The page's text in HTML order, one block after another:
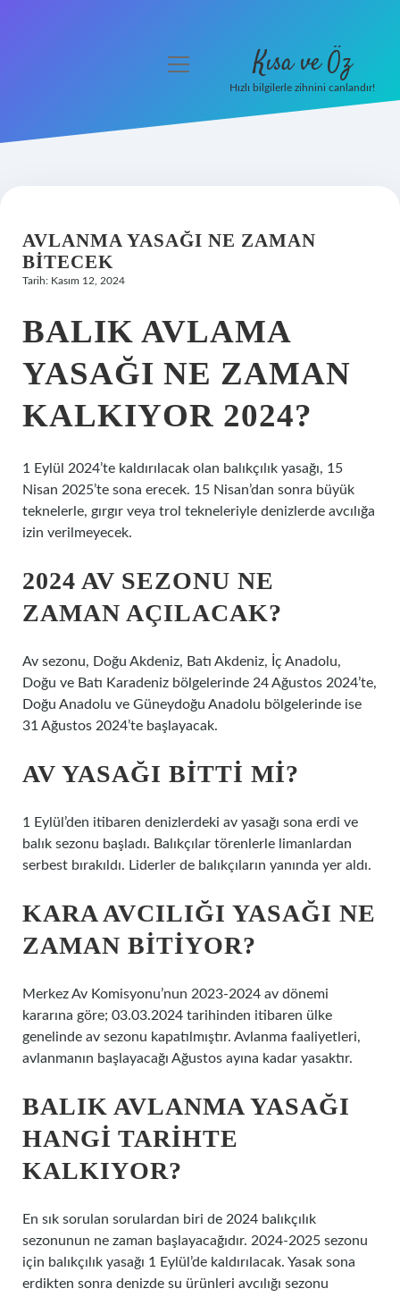
Hakkımızda
menüyü
Kısa ve Öz
Hızlı bilgilerle zihnini canlandır!
AVLANMA YASAĞI NE ZAMAN
BITECEK
Tarih: Kasım 12, 2024
BALIK AVLAMA
YASAĞI NE ZAMAN
KALKIYOR 2024?
1 Eylül 2024’te kaldırılacak olan balıkçılık yasağı, 15
Nisan 2025’te sona erecek. 15 Nisan’dan sonra büyük
teknelerle, gırgır veya trol tekneleriyle denizlerde avcılığa
izin verilmeyecek.
2024 AV SEZONU NE
ZAMAN AÇILACAK?
Av sezonu, Doğu Akdeniz, Batı Akdeniz, İç Anadolu,
Doğu ve Batı Karadeniz bölgelerinde 24 Ağustos 2024’te,
Doğu Anadolu ve Güneydoğu Anadolu bölgelerinde ise
31 Ağustos 2024’te başlayacak.
AV YASAĞI BITTI MI?
1 Eylül’den itibaren denizlerdeki av yasağı sona erdi ve
balık sezonu başladı. Balıkçılar törenlerle limanlardan
serbest bırakıldı. Liderler de balıkçıların yanında yer aldı.
KARA AVCILIĞI YASAĞI NE
ZAMAN BITIYOR?
Merkez Av Komisyonu’nun 2023-2024 av dönemi
kararına göre; 03.03.2024 tarihinden itibaren ülke
genelinde av sezonu kapatılmıştır. Avlanma faaliyetleri,
avlanmanın başlayacağı Ağustos ayına kadar yasaktır.
BALIK AVLANMA YASAĞI
HANGI TARIHTE
KALKIYOR?
En sık sorulan sorulardan biri de 2024 balıkçılık
sezonunun ne zaman başlayacağıdır. 2024-2025 sezonu
için balıkçılık yasağı 1 Eylül’de kaldırılacak. Yasak sona
erdikten sonra denizde su ürünleri avcılığı sezonu